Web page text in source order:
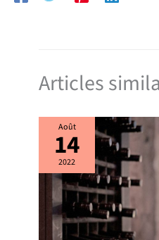
Articles
Août
14
2022